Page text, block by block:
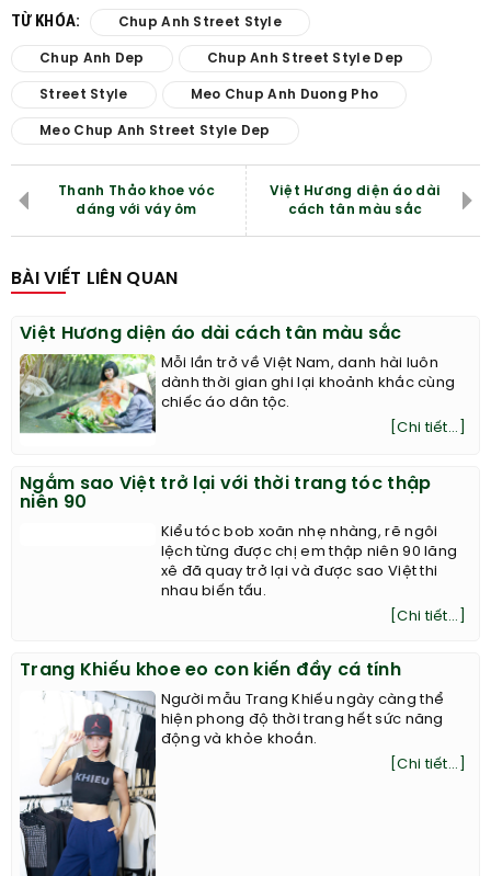
TỪ KHÓA: Chup Anh Street Style
Chup Anh Dep Chup Anh Street Style Dep
Street Style Meo Chup Anh Duong Pho
Meo Chup Anh Street Style Dep
Thanh Thảo khoe vóc
dáng với váy ôm
Việt Hương diện áo dài
cách tân màu sắc
BÀI VIẾT LIÊN QUAN
Việt Hương diện áo dài cách tân màu sắc
Mỗi lần trở về Việt Nam, danh hài luôn
dành thời gian ghi lại khoảnh khắc cùng
chiếc áo dân tộc.
[Chi tiết...]
Ngắm sao Việt trở lại với thời trang tóc thập
niên 90
Kiểu tóc bob xoăn nhẹ nhàng, rẽ ngôi
lệch từng được chị em thập niên 90 lăng
xê đã quay trở lại và được sao Việt thi
nhau biến tấu.
[Chi tiết...]
Trang Khiếu khoe eo con kiến đầy cá tính